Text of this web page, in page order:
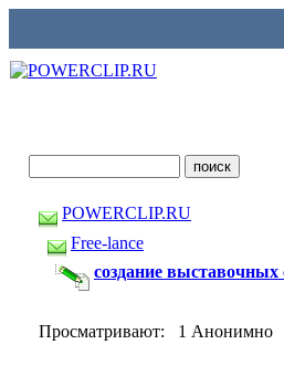
POWERCLIP.RU
Free-lance
создание выставочных
Просматривают: 1 Анонимно